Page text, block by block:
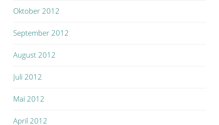
Oktober 2012
September 2012
August 2012
Juli 2012
Mai 2012
April 2012